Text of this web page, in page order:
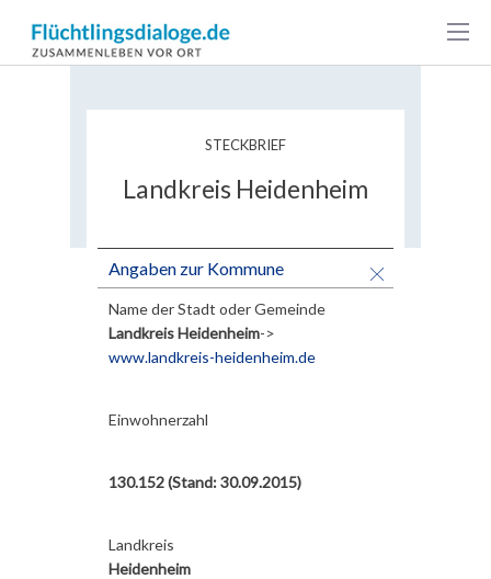
Heidenheim
STECKBRIEF
Landkreis Heidenheim
Angaben zur Kommune
Name der Stadt oder Gemeinde
Landkreis Heidenheim->
www.landkreis-heidenheim.de
Einwohnerzahl
130.152 (Stand: 30.09.2015)
Landkreis
Heidenheim